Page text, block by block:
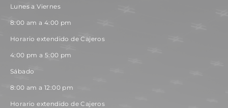
Lunes a Viernes
8:00 am a 4:00 pm
Horario extendido de Cajeros
4:00 pm a 5:00 pm
Sábado
8:00 am a 12:00 pm
Horario extendido de Cajeros